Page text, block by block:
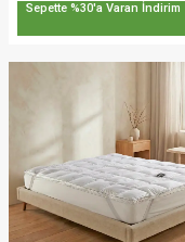
Sepette %30'a Varan İndirim